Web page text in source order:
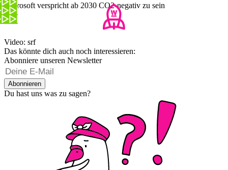
Microsoft verspricht ab 2030 CO2-negativ zu sein
Video: srf
Das könnte dich auch noch interessieren:
Abonniere unseren Newsletter
Abonnieren
Du hast uns was zu sagen?